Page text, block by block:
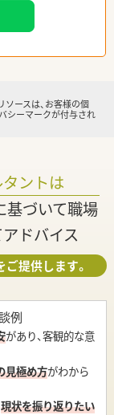
ソースは、お客様の個
シーマークが付与され
ントは
基づいて職場
ドバイス
提供します。
例
があり、客観的な意
見極め方がわから
現状を振り返りたい